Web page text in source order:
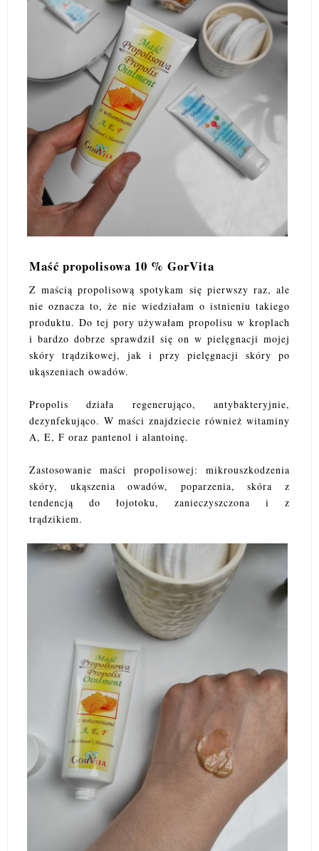
Maść propolisowa 10 % GorVita
Z maścią propolisową spotykam się pierwszy raz, ale
nie oznacza to, że nie wiedziałam o istnieniu takiego
produktu. Do tej pory używałam propolisu w kroplach
i bardzo dobrze sprawdził się on w pielęgnacji mojej
skóry trądzikowej, jak i przy pielęgnacji skóry po
ukąszeniach owadów.
Propolis działa regenerująco, antybakteryjnie,
dezynfekująco. W maści znajdziecie również witaminy
A, E, F oraz pantenol i alantoinę.
Zastosowanie maści propolisowej: mikrouszkodzenia
skóry, ukąszenia owadów, poparzenia, skóra z
tendencją do łojotoku, zanieczyszczona i z
trądzikiem.